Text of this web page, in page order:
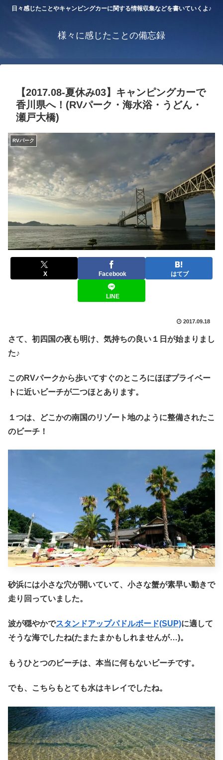
日々感じたことやキャンピングカーに関する情報収集などを書いていくよ♪
様々に感じたことの備忘録
【2017.08-夏休み03】キャンピングカーで
香川県へ！(RVパーク・海水浴・うどん・
瀬戸大橋)
RVパーク
X Facebook はてブ
LINE
2017.09.18
さて、初四国の夜も明け、気持ちの良い１日が始まりまし
た♪
このRVパークから歩いてすぐのところにほぼプライベー
トに近いビーチが二つほとあります。
１つは、どこかの南国のリゾート地のように整備されたこ
のビーチ！
砂浜には小さな穴が開いていて、小さな蟹が素早い動きで
走り回っていました。
波が穏やかでスタンドアップパドルボード(SUP)に適して
そうな海でしたね(たまたまかもしれませんが…)。
もうひとつのビーチは、本当に何もないビーチです。
でも、こちらもとても水はキレイでしたね。